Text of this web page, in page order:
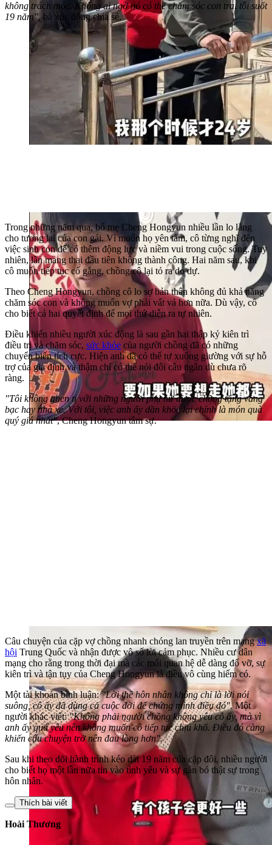
không trách móc. Không ai ngờ nó có thể chăm sóc con trai tôi suốt
19 năm", bà xúc động chia sẻ.
Trong những năm qua, bố mẹ Cheng Hongyun nhiều lần lo lắng
cho tương lai của con gái. Vì muốn họ yên tâm, cô từng nghĩ đến
việc sinh con để có thêm động lực và niềm vui trong cuộc sống. Tuy
nhiên, lần mang thai đầu tiên không thành công. Hai năm sau, khi
cô muốn tiếp tục cố gắng, chồng cô lại tỏ ra do dự.
Theo Cheng Hongyun, chồng cô lo sợ bản thân không đủ khả năng
chăm sóc con và không muốn vợ phải vất vả hơn nữa. Dù vậy, cô
cho biết cả hai quyết định để mọi thứ diễn ra tự nhiên.
Điều khiến nhiều người xúc động là sau gần hai thập kỷ kiên trì
điều trị và chăm sóc, sức khỏe của người chồng đã có những
chuyển biến tích cực. Hiện anh đã có thể tự xuống giường với sự hỗ
trợ của gia đình và thậm chí có thể nói đôi câu ngắn dù chưa rõ
ràng.
"Tôi không ghen tị với những người phụ nữ được chồng tặng vàng
bạc hay nhà xe. Với tôi, việc anh ấy dần khỏe lại chính là món quà
quý giá nhất", Cheng Hongyun tâm sự.
Câu chuyện của cặp vợ chồng nhanh chóng lan truyền trên mạngxã
hội Trung Quốc và nhận được vô số lời cảm phục. Nhiều cư dân
mạng cho rằng trong thời đại mà các mối quan hệ dễ dàng đổ vỡ, sự
kiên trì và tận tụy của Cheng Hongyun là điều vô cùng hiếm có.
Một tài khoản bình luận:"Lời thề hôn nhân không chỉ là lời nói
suông, cô ấy đã dùng cả cuộc đời để chứng minh điều đó".Một
người khác viết:"Không phải người chồng không yêu cô ấy, mà vì
anh ấy quá yêu nên không muốn cô tiếp tục chịu khổ. Điều đó càng
khiến câu chuyện trở nên đau lòng hơn".
Sau khi theo dõi hành trình kéo dài 19 năm của cặp đôi, nhiều người
cho biết họ một lần nữa tin vào tình yêu và sự gắn bó thật sự trong
hôn nhân.
Thích bài viết
Hoài Thương